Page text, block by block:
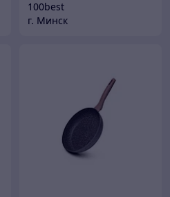
100best
г. Минск